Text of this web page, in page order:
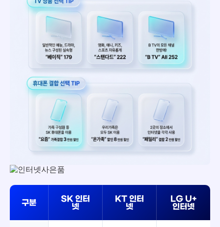
구분
SK 인터
넷
KT 인터
넷
LG U+
인터넷